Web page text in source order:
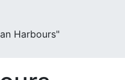
Harbours"